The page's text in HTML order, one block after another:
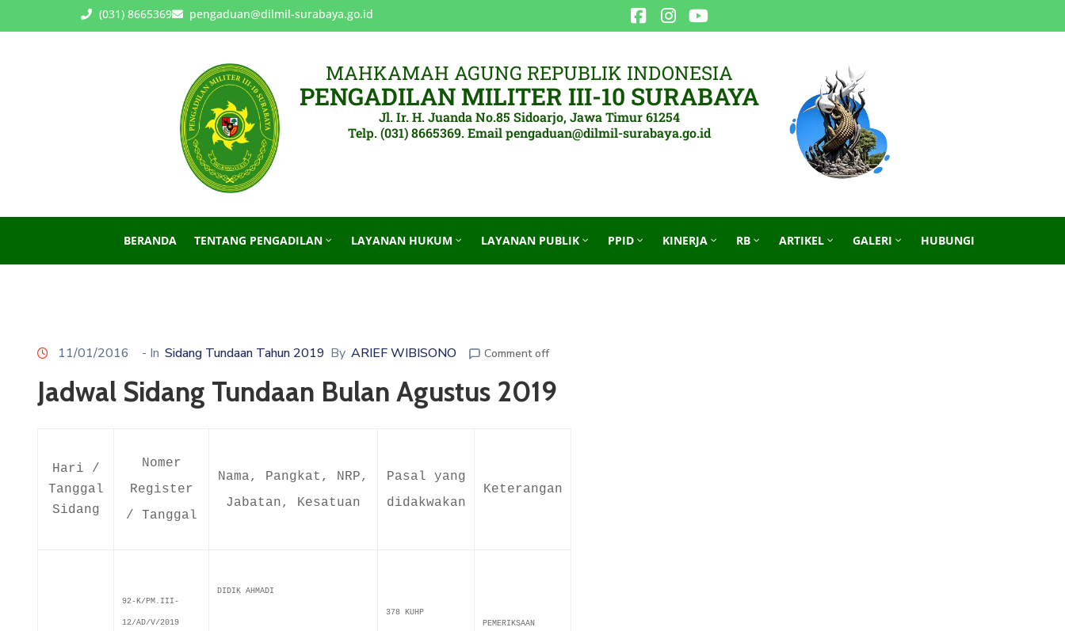
(031) 8665369 pengaduan@dilmil-surabaya.go.id
MAHKAMAH AGUNG REPUBLIK INDONESIA
PENGADILAN MILITER III-10 SURABAYA
Jl. Ir. H. Juanda No.85 Sidoarjo, Jawa Timur 61254
Telp. (031) 8665369. Email pengaduan@dilmil-surabaya.go.id
BERANDA TENTANG PENGADILAN LAYANAN HUKUM LAYANAN PUBLIK PPID KINERJA RB ARTIKEL GALERI HUBUNGI
11/01/2016 - In Sidang Tundaan Tahun 2019 By ARIEF WIBISONO Comment off
Jadwal Sidang Tundaan Bulan Agustus 2019
Hari /
Tanggal
Sidang
Nomer
Register
/ Tanggal
Nama, Pangkat, NRP,
Jabatan, Kesatuan
Pasal yang
didakwakan
Keterangan
92-K/PM.III-
12/AD/V/2019
DIDIK AHMADI
378 KUHP
PEMERIKSAAN